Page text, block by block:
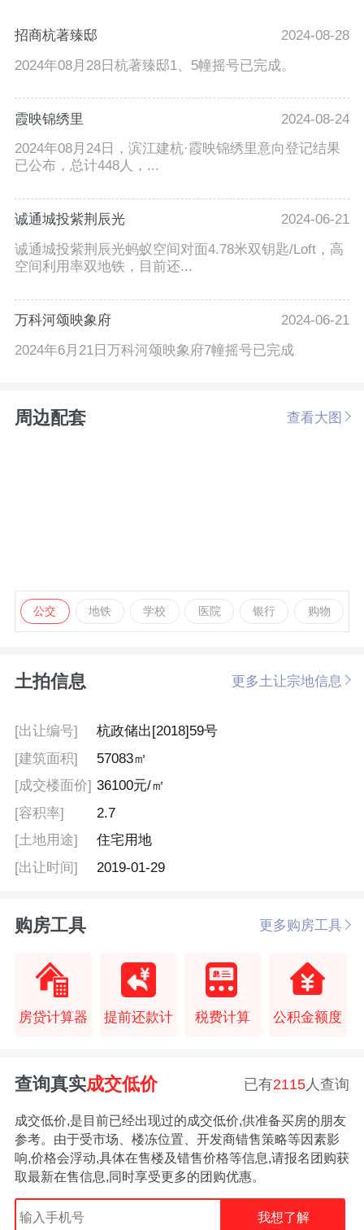
招商杭著臻邸
2024-08-28
2024年08月28日杭著臻邸1、5幢摇号已完成。
霞映锦绣里
2024-08-24
2024年08月24日，滨江建杭·霞映锦绣里意向登记结果
已公布，总计448人，...
诚通城投紫荆辰光
2024-06-21
诚通城投紫荆辰光蚂蚁空间对面4.78米双钥匙/Loft，高
空间利用率双地铁，目前还...
万科河颂映象府
2024-06-21
2024年6月21日万科河颂映象府7幢摇号已完成
周边配套 查看大图
公交 地铁 学校 医院 银行 购物
土拍信息 更多土让宗地信息
[出让编号]
杭政储出[2018]59号
[建筑面积]
57083㎡
[成交楼面价] 36100元/㎡
[容积率]
2.7
[土地用途]
住宅用地
[出让时间]
2019-01-29
购房工具 更多购房工具
房贷计算器 提前还款计 税费计算 公积金额度
查询真实成交低价 已有2115 人查询
成交低价,是目前已经出现过的成交低价,供准备买房的朋友
参考。由于受市场、楼冻位置、开发商错售策略等因素影
响,价格会浮动,具体在售楼及错售价格等信息,请报名团购获
取最新在售信息,同时享受更多的团购优惠。
我想了解